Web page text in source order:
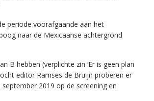
periode voorafgaande aan het
naar de Mexicaanse achtergrond
B hebben (verplichte zin ‘Er is geen plan
editor Ramses de Bruijn proberen er
2019 op de screening en